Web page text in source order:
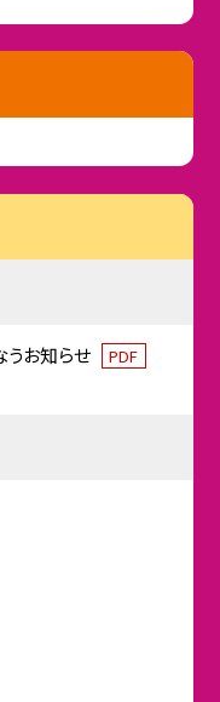
うお知らせ PDF